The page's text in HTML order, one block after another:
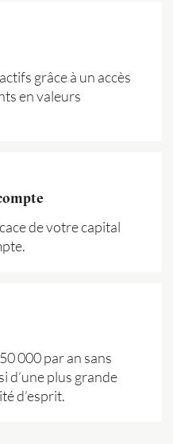
grâce à un accès
en valeurs
de votre capital
000 par an sans
d’une plus grande
d’esprit.